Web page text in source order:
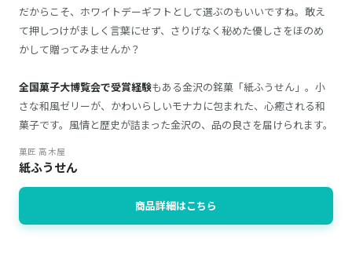
だからこそ、ホワイトデーギフトとして選ぶのもいいですね。敢え
て押しつけがましく言葉にせず、さりげなく秘めた優しさをほのめ
かして贈ってみませんか？
全国菓子大博覧会で受賞経験もある金沢の銘菓「紙ふうせん」。小
さな和風ゼリーが、かわいらしいモナカに包まれた、心癒される和
菓子です。風情と歴史が詰まった金沢の、品の良さを届けられます。
菓匠 高木屋
紙ふうせん
商品詳細はこちら